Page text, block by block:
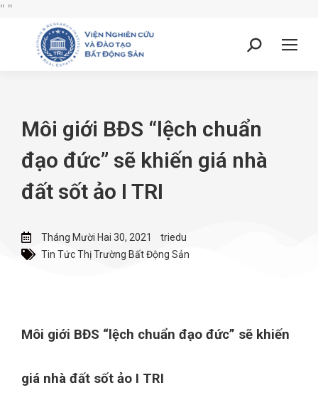
" "
Môi giới BĐS “lệch chuẩn
đạo đức” sẽ khiến giá nhà
đất sốt ảo I TRI
Tháng Mười Hai 30, 2021
triedu
Tin Tức Thị Trường Bất Động Sản
Môi giới BĐS “lệch chuẩn đạo đức” sẽ khiến
giá nhà đất sốt ảo I TRI